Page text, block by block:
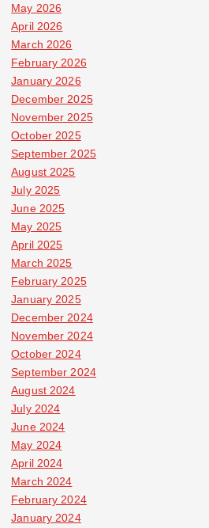
May 2026
April 2026
March 2026
February 2026
January 2026
December 2025
November 2025
October 2025
September 2025
August 2025
July 2025
June 2025
May 2025
April 2025
March 2025
February 2025
January 2025
December 2024
November 2024
October 2024
September 2024
August 2024
July 2024
June 2024
May 2024
April 2024
March 2024
February 2024
January 2024